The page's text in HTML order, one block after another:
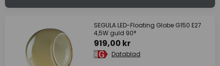
SEGULA LED-Floating Globe G150 E27
4,5W guld 90°
919,00 kr
Datablad